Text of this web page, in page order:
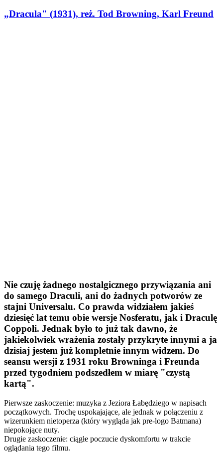
„Dracula" (1931), reż. Tod Browning, Karl Freund
Nie czuję żadnego nostalgicznego przywiązania ani
do samego Draculi, ani do żadnych potworów ze
stajni Universalu. Co prawda widziałem jakieś
dziesięć lat temu obie wersje Nosferatu, jak i Draculę
Coppoli. Jednak było to już tak dawno, że
jakiekolwiek wrażenia zostały przykryte innymi a ja
dzisiaj jestem już kompletnie innym widzem. Do
seansu wersji z 1931 roku Browninga i Freunda
przed tygodniem podszedłem w miarę "czystą
kartą".
Pierwsze zaskoczenie: muzyka z Jeziora Łabędziego w napisach
początkowych. Trochę uspokajające, ale jednak w połączeniu z
wizerunkiem nietoperza (który wygląda jak pre-logo Batmana)
niepokojące nuty.
Drugie zaskoczenie: ciągłe poczucie dyskomfortu w trakcie
oglądania tego filmu.